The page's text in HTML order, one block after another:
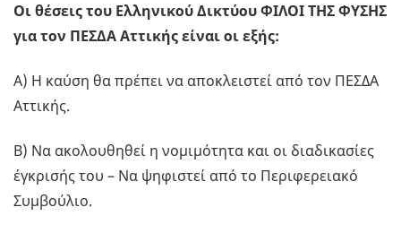
Οι θέσεις του Ελληνικού Δικτύου ΦΙΛΟΙ ΤΗΣ ΦΥΣΗΣ
για τον ΠΕΣΔΑ Αττικής είναι οι εξής:
Α) Η καύση θα πρέπει να αποκλειστεί από τον ΠΕΣΔΑ
Αττικής.
Β) Να ακολουθηθεί η νομιμότητα και οι διαδικασίες
έγκρισής του – Να ψηφιστεί από το Περιφερειακό
Συμβούλιο.